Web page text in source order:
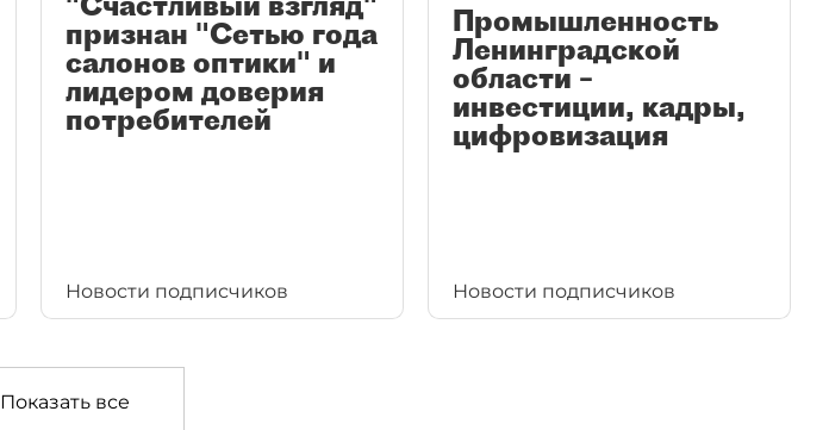
признан "Сетью года
салонов оптики" и
лидером доверия
потребителей
Новости подписчиков
Промышленность
Ленинградской
области –
инвестиции, кадры,
цифровизация
Новости подписчиков
Показать все